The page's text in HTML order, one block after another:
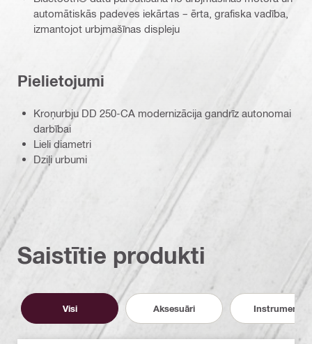
automātiskās padeves iekārtas – ērta, grafiska vadība,
izmantojot urbjmašīnas displeju
Pielietojumi
Kroņurbju DD 250-CA modernizācija gandrīz autonomai
darbībai
Lieli diametri
Dziļi urbumi
Saistītie produkti
Visi Aksesuāri Instrumenti